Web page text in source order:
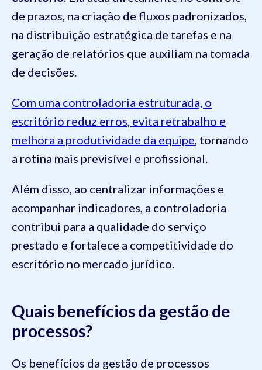
de prazos, na criação de fluxos padronizados,
na distribuição estratégica de tarefas e na
geração de relatórios que auxiliam na tomada
de decisões.
Com uma controladoria estruturada, o
escritório reduz erros, evita retrabalho e
melhora a produtividade da equipe, tornando
a rotina mais previsível e profissional.
Além disso, ao centralizar informações e
acompanhar indicadores, a controladoria
contribui para a qualidade do serviço
prestado e fortalece a competitividade do
escritório no mercado jurídico.
Quais benefícios da gestão de
processos?
Os benefícios da gestão de processos